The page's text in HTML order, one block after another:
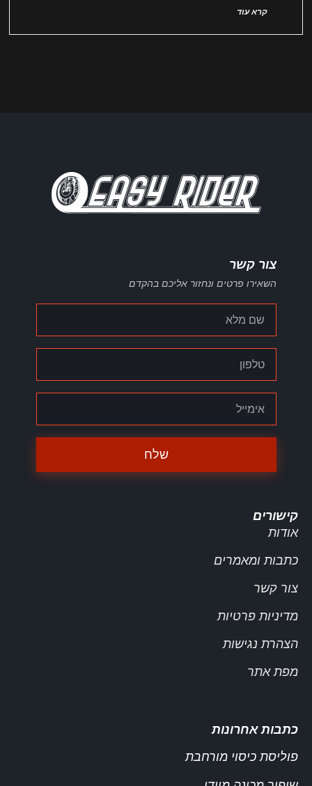
קרא עוד
צור קשר
השאירו פרטים ונחזור אליכם בהקדם
שלח
קישורים
אודות
כתבות ומאמרים
צור קשר
מדיניות פרטיות
הצהרת נגישות
מפת אתר
כתבות אחרונות
פוליסת כיסוי מורחבת